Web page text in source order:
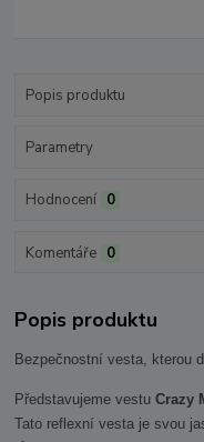
Popis produktu
Parametry
Hodnocení 0
Komentáře 0
Popis produktu
Bezpečnostní vesta, kterou
Představujeme vestuCrazy
Tato reflexní vesta je svou